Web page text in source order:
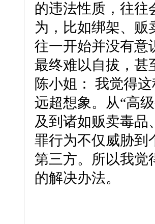
的违法性质，往往
为，比如绑架、贩
往一开始并没有意
最终难以自拔，甚
陈小姐：
我觉得
远超想象。从“高
及到诸如贩卖毒品
罪行为不仅威胁到
第三方。所以我觉
的解决办法。